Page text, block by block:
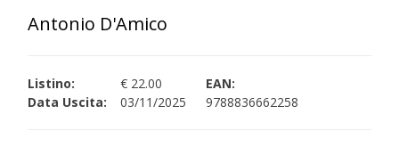
Antonio D'Amico
Listino:
€ 22.00
Data Uscita:
03/11/2025
EAN:
9788836662258